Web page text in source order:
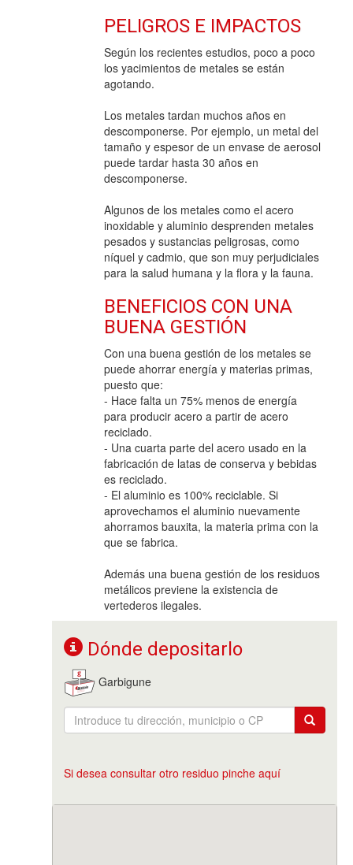
PELIGROS E IMPACTOS
Según los recientes estudios, poco a poco
los yacimientos de metales se están
agotando.
Los metales tardan muchos años en
descomponerse. Por ejemplo, un metal del
tamaño y espesor de un envase de aerosol
puede tardar hasta 30 años en
descomponerse.
Algunos de los metales como el acero
inoxidable y aluminio desprenden metales
pesados y sustancias peligrosas, como
níquel y cadmio, que son muy perjudiciales
para la salud humana y la flora y la fauna.
BENEFICIOS CON UNA
BUENA GESTIÓN
Con una buena gestión de los metales se
puede ahorrar energía y materias primas,
puesto que:
- Hace falta un 75% menos de energía
para producir acero a partir de acero
reciclado.
- Una cuarta parte del acero usado en la
fabricación de latas de conserva y bebidas
es reciclado.
- El aluminio es 100% reciclable. Si
aprovechamos el aluminio nuevamente
ahorramos bauxita, la materia prima con la
que se fabrica.
Además una buena gestión de los residuos
metálicos previene la existencia de
vertederos ilegales.
Dónde depositarlo
Garbigune
Si desea consultar otro residuo pinche aquí